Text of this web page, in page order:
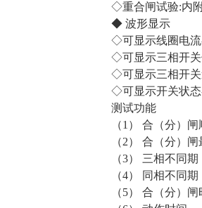
◇重合闸试验:内
◆ 波形显示
◇可显示线圈电
◇可显示三相开
◇可显示三相开
◇可显示开关状
测试功能
（1） 合（分
（2） 合（分）
（3） 三相不
（4） 同相不
（5） 合（分